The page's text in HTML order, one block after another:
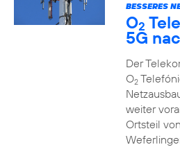
BESSERES
O2
5G
Der
O2
weiter
Ortsteil